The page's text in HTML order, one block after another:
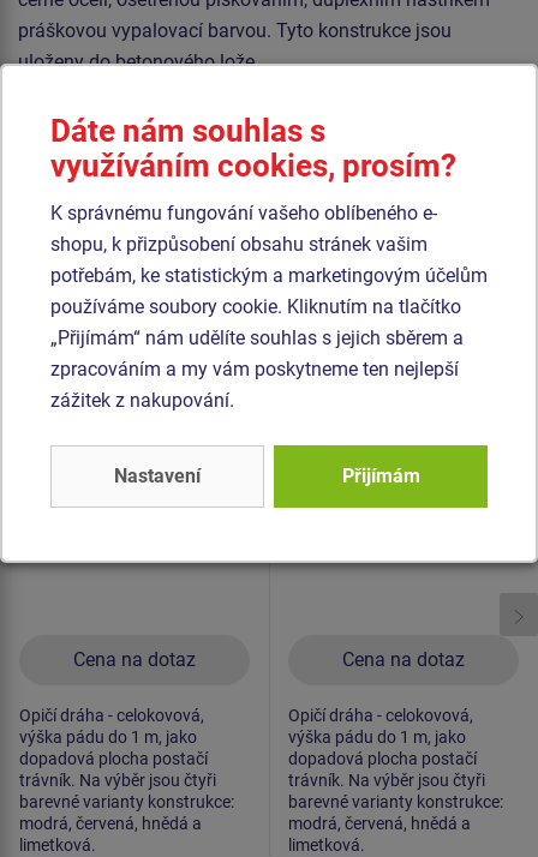
práškovou vypalovací barvou. Tyto konstrukce jsou
uloženy do betonového lože.
polypropylenu s vnitřním ocelovým jádrem) a jsou
spojována plastovými spoji. Veškerý spojovací materiál je
pozinkovaný nebo nerezový.
Podobnézboží
Produkt - OPD-8202K-10
Opičí dráha -
celokovová (v.p. 1 m)
Cena na dotaz
Novinka
Opičí dráha - celokovová,
výška pádu do 1 m, jako
dopadová plocha postačí
trávník. Na výběr jsou čtyři
barevné varianty konstrukce:
modrá, červená, hnědá a
limetková.
Produkt - OPD-8204K-10
Opičí dráha -
Cena na dotaz
Novinka
Opičí dráha - celokovová,
výška pádu do 1 m, jako
dopadová plocha postačí
trávník. Na výběr jsou čtyři
barevné varianty konstrukce:
modrá, červená, hnědá a
limetková.
Dáte nám souhlas s
využíváním cookies, prosím?
K správnému fungování vašeho oblíbeného e-
shopu, k přizpůsobení obsahu stránek vašim
potřebám, ke statistickým a marketingovým účelům
používáme soubory cookie. Kliknutím na tlačítko
„Přijímám“ nám udělíte souhlas s jejich sběrem a
zpracováním a my vám poskytneme ten nejlepší
zážitek z nakupování.
Nastavení Přijímám